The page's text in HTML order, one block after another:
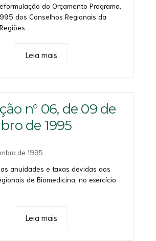
do Orçamento Programa,
dos Conselhos Regionais da
Leia mais
n° 06, de 09 de
de 1995
de 1995
anuidades e taxas devidas aos
de Biomedicina, no exercício
Leia mais